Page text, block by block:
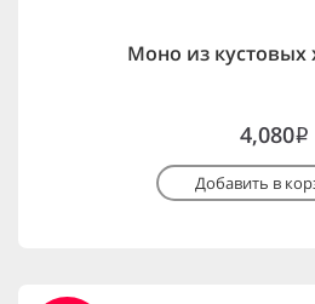
Моно из кустовых
4,080i
Добавить в